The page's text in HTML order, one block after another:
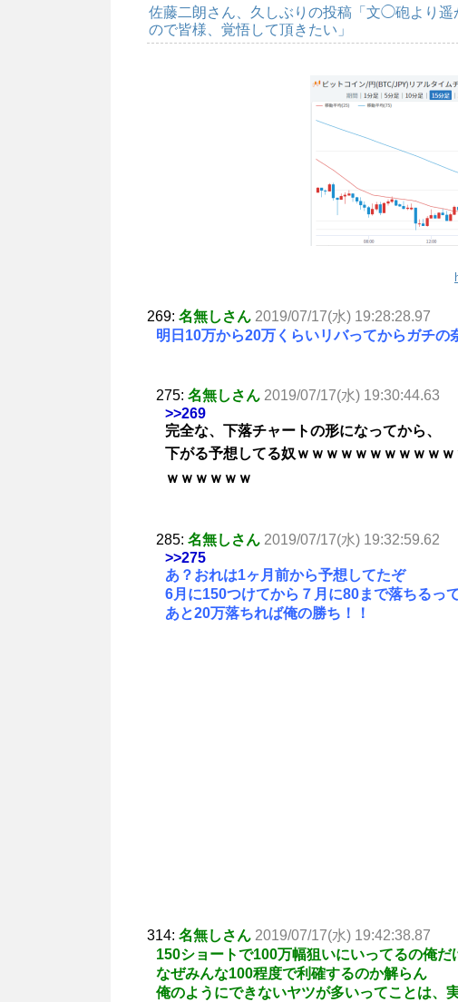
佐藤二朗さん、久しぶりの投稿「文◯砲より
ので皆様、覚悟して頂きたい」
269: 名無しさん 2019/07/17(水) 19:28:28.97
明日10万から20万くらいリバってからガチの
275: 名無しさん 2019/07/17(水) 19:30:44.63
>>269
完全な、下落チャートの形になってから、
下がる予想してる奴ｗｗｗｗｗｗｗｗｗｗ
ｗｗｗｗｗｗ
285: 名無しさん 2019/07/17(水) 19:32:59.62
>>275
あ？おれは1ヶ月前から予想してたぞ
6月に150つけてから７月に80まで落ちるっ
あと20万落ちれば俺の勝ち！！
314: 名無しさん 2019/07/17(水) 19:42:38.87
150ショートで100万幅狙いにいってるの俺だ
なぜみんな100程度で利確するのか解らん
俺のようにできないヤツが多いってことは、